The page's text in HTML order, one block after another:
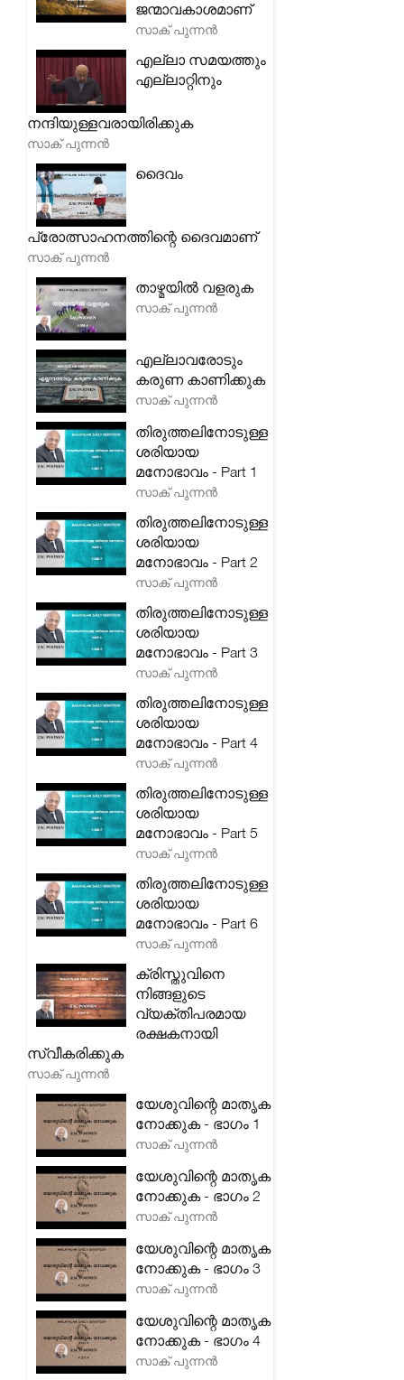
ജന്മാവകാശമാണ്
സാക് പുന്നൻ
എല്ലാ സമയത്തും
എല്ലാറ്റിനും
നന്ദിയുള്ളവരായിരിക്കുക
സാക് പുന്നൻ
ദൈവം
പ്രോത്സാഹനത്തിന്റെ ദൈവമാണ്
സാക് പുന്നൻ
താഴ്മയിൽ വളരുക
സാക് പുന്നൻ
എല്ലാവരോടും
കരുണ കാണിക്കുക
സാക് പുന്നൻ
തിരുത്തലിനോടുള്ള
ശരിയായ
മനോഭാവം - Part 1
സാക് പുന്നൻ
തിരുത്തലിനോടുള്ള
ശരിയായ
മനോഭാവം - Part 2
സാക് പുന്നൻ
തിരുത്തലിനോടുള്ള
ശരിയായ
മനോഭാവം - Part 3
സാക് പുന്നൻ
തിരുത്തലിനോടുള്ള
ശരിയായ
മനോഭാവം - Part 4
സാക് പുന്നൻ
തിരുത്തലിനോടുള്ള
ശരിയായ
മനോഭാവം - Part 5
സാക് പുന്നൻ
തിരുത്തലിനോടുള്ള
ശരിയായ
മനോഭാവം - Part 6
സാക് പുന്നൻ
ക്രിസ്തുവിനെ
നിങ്ങളുടെ
വ്യക്തിപരമായ
രക്ഷകനായി
സ്വീകരിക്കുക
സാക് പുന്നൻ
യേശുവിന്റെ മാതൃക
നോക്കുക - ഭാഗം 1
സാക് പുന്നൻ
യേശുവിന്റെ മാതൃക
നോക്കുക - ഭാഗം 2
സാക് പുന്നൻ
യേശുവിന്റെ മാതൃക
നോക്കുക - ഭാഗം 3
സാക് പുന്നൻ
യേശുവിന്റെ മാതൃക
നോക്കുക - ഭാഗം 4
സാക് പുന്നൻ